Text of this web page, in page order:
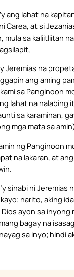
ang lahat na
Carea, at si
mula sa kaliitliitan
Jeremias na
ang aming
sa Panginoon
lahat na nalabing
sa karamihan,
mga mata sa
ng Panginoon
na lakaran, at
sinabi ni Jeremias
narito, aking
ayon sa inyong
bagay na
sa inyo; hindi